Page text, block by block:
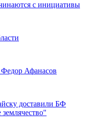
с инициативы
Федор Афанасов
доставили БФ